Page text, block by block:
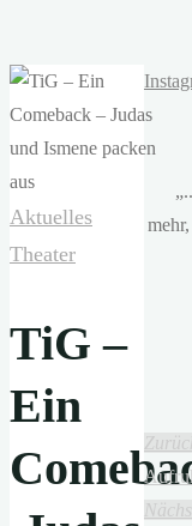
Aktuelles
Theater
TiG –
Ein